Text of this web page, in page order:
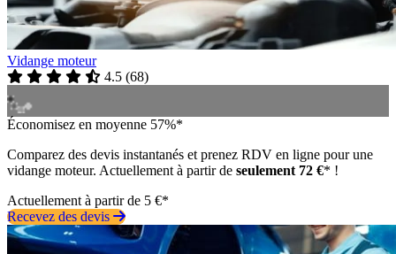
Vidange moteur
4.5 (68)
Économisez en moyenne 57%*
Comparez des devis instantanés et prenez RDV en ligne pour une
vidange moteur. Actuellement à partir de seulement 72 €* !
Actuellement à partir de 5 €*
Recevez des devis